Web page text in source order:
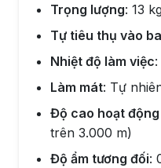
Trọng lượng: 13
Tự tiêu thụ vào
Nhiệt độ làm việc
Làm mát: Tự
Độ cao hoạt
trên 3.000 m)
Độ ẩm tương đối: